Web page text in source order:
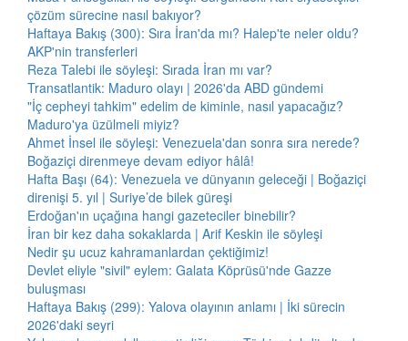
çözüm sürecine nasıl bakıyor?
Haftaya Bakış (300): Sıra İran'da mı? Halep'te neler oldu?
AKP'nin transferleri
Reza Talebi ile söyleşi: Sırada İran mı var?
Transatlantik: Maduro olayı | 2026'da ABD gündemi
"İç cepheyi tahkim" edelim de kiminle, nasıl yapacağız?
Maduro'ya üzülmeli miyiz?
Ahmet İnsel ile söyleşi: Venezuela'dan sonra sıra nerede?
Boğaziçi direnmeye devam ediyor hâlâ!
Hafta Başı (64): Venezuela ve dünyanın geleceği | Boğaziçi
direnişi 5. yıl | Suriye’de bilek güreşi
Erdoğan'ın uçağına hangi gazeteciler binebilir?
İran bir kez daha sokaklarda | Arif Keskin ile söyleşi
Nedir şu ucuz kahramanlardan çektiğimiz!
Devlet eliyle "sivil" eylem: Galata Köprüsü'nde Gazze
buluşması
Haftaya Bakış (299): Yalova olayının anlamı | İki sürecin
2026'daki seyri